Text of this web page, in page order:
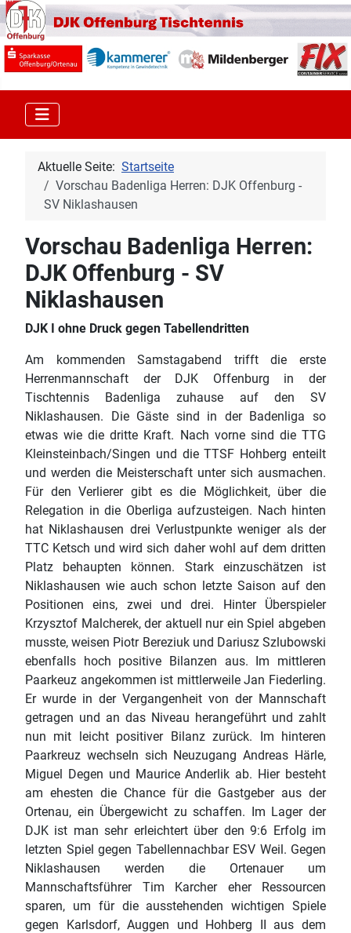
Aktuelle Seite: Startseite
Vorschau Badenliga Herren: DJK Offenburg -
SV Niklashausen
Vorschau Badenliga Herren:
DJK Offenburg - SV
Niklashausen
DJK I ohne Druck gegen Tabellendritten
Am kommenden Samstagabend trifft die erste
Herrenmannschaft der DJK Offenburg in der
Tischtennis Badenliga zuhause auf den SV
Niklashausen. Die Gäste sind in der Badenliga so
etwas wie die dritte Kraft. Nach vorne sind die TTG
Kleinsteinbach/Singen und die TTSF Hohberg enteilt
und werden die Meisterschaft unter sich ausmachen.
Für den Verlierer gibt es die Möglichkeit, über die
Relegation in die Oberliga aufzusteigen. Nach hinten
hat Niklashausen drei Verlustpunkte weniger als der
TTC Ketsch und wird sich daher wohl auf dem dritten
Platz behaupten können. Stark einzuschätzen ist
Niklashausen wie auch schon letzte Saison auf den
Positionen eins, zwei und drei. Hinter Überspieler
Krzysztof Malcherek, der aktuell nur ein Spiel abgeben
musste, weisen Piotr Bereziuk und Dariusz Szlubowski
ebenfalls hoch positive Bilanzen aus. Im mittleren
Paarkeuz angekommen ist mittlerweile Jan Fiederling.
Er wurde in der Vergangenheit von der Mannschaft
getragen und an das Niveau herangeführt und zahlt
nun mit leicht positiver Bilanz zurück. Im hinteren
Paarkreuz wechseln sich Neuzugang Andreas Härle,
Miguel Degen und Maurice Anderlik ab. Hier besteht
am ehesten die Chance für die Gastgeber aus der
Ortenau, ein Übergewicht zu schaffen. Im Lager der
DJK ist man sehr erleichtert über den 9:6 Erfolg im
letzten Spiel gegen Tabellennachbar ESV Weil. Gegen
Niklashausen werden die Ortenauer um
Mannschaftsführer Tim Karcher eher Ressourcen
sparen, um für die ausstehenden wichtigen Spiele
gegen Karlsdorf, Auggen und Hohberg II aus dem